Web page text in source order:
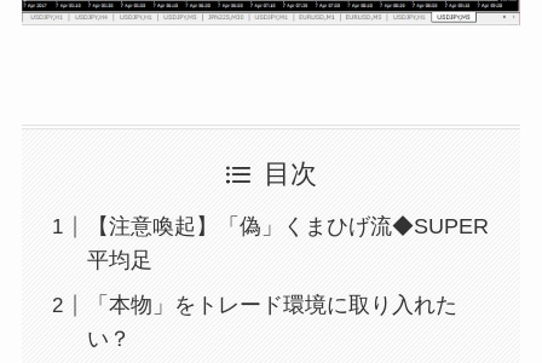
目次
【注意喚起】「偽」くまひげ流◆SUPER
平均足
「本物」をトレード環境に取り入れた
い？